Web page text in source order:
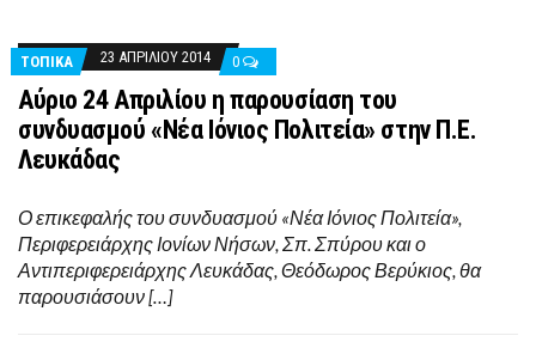
ΤΟΠΙΚΑ 23 ΑΠΡΙΛΊΟΥ 2014 0
Αύριο 24 Απριλίου η παρουσίαση του
συνδυασμού «Νέα Ιόνιος Πολιτεία» στην Π.Ε.
Λευκάδας
Ο επικεφαλής του συνδυασμού «Νέα Ιόνιος Πολιτεία»,
Περιφερειάρχης Ιονίων Νήσων, Σπ. Σπύρου και ο
Αντιπεριφερειάρχης Λευκάδας, Θεόδωρος Βερύκιος, θα
παρουσιάσουν […]